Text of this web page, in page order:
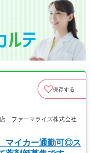
保存する
ファーマライズ株式会社
マイカー通勤可◎ス